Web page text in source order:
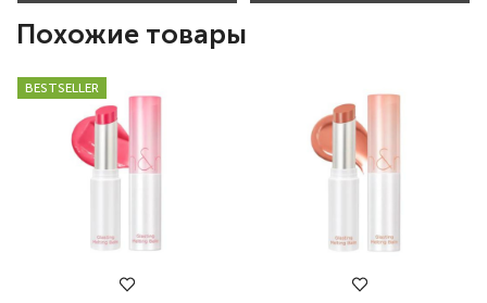
Похожие товары
BESTSELLER